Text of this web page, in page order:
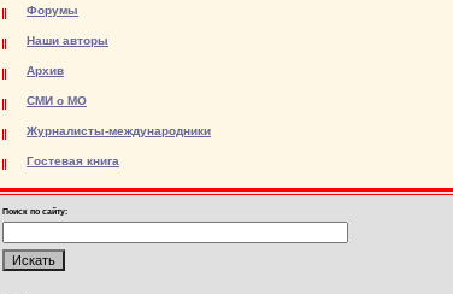
Форумы
Наши авторы
Архив
СМИ о МО
Журналисты-международники
Гостевая книга
Поиск по сайту: